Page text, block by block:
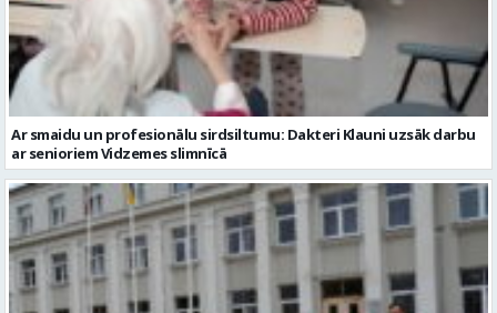
Ar smaidu un profesionālu sirdsiltumu: Dakteri Klauni uzsāk darbu
ar senioriem Vidzemes slimnīcā